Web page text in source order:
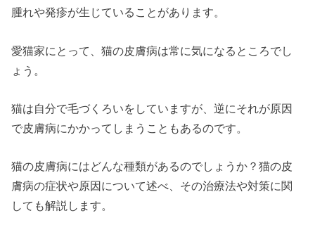
腫れや発疹が生じていることがあります。
愛猫家にとって、猫の皮膚病は常に気になるところでし
ょう。
猫は自分で毛づくろいをしていますが、逆にそれが原因
で皮膚病にかかってしまうこともあるのです。
猫の皮膚病にはどんな種類があるのでしょうか？猫の皮
膚病の症状や原因について述べ、その治療法や対策に関
しても解説します。